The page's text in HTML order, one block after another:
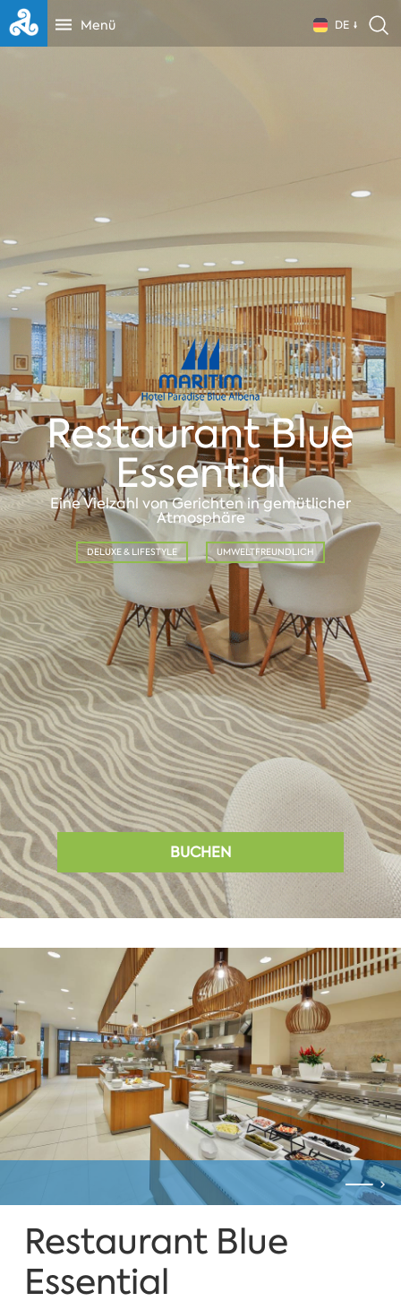
Menü DE
Restaurant Blue
Essential
Eine Vielzahl von Gerichten in gemütlicher
Atmosphäre
DELUXE & LIFESTYLE UMWELTFREUNDLICH
BUCHEN
Restaurant Blue
Essential